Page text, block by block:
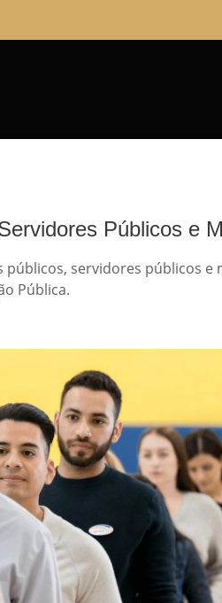
Públicos e
servidores públicos e
Pública.